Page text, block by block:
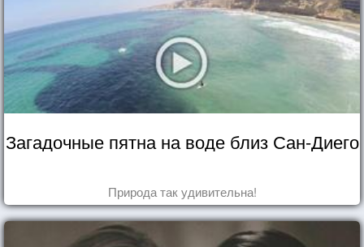
Загадочные пятна на воде близ Сан-Диего
Природа так удивительна!